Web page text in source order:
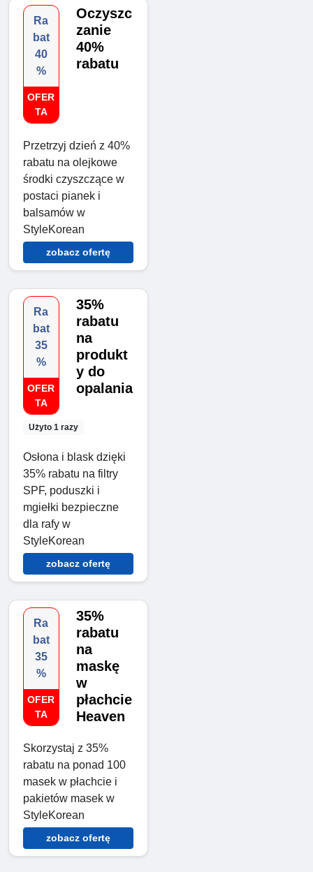
Ra
bat
40
%
OFER
TA
Oczyszc
zanie
40%
rabatu
Przetrzyj dzień z 40%
rabatu na olejkowe
środki czyszczące w
postaci pianek i
balsamów w
StyleKorean
zobacz ofertę
Ra
bat
35
%
OFER
TA
Użyto 1 razy
35%
rabatu
na
produkt
y do
opalania
Osłona i blask dzięki
35% rabatu na filtry
SPF, poduszki i
mgiełki bezpieczne
dla rafy w
StyleKorean
zobacz ofertę
Ra
bat
35
%
OFER
TA
35%
rabatu
na
maskę
w
płachcie
Heaven
Skorzystaj z 35%
rabatu na ponad 100
masek w płachcie i
pakietów masek w
StyleKorean
zobacz ofertę